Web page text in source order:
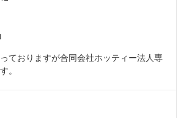
ておりますが合同会社ホッティー法人専
。